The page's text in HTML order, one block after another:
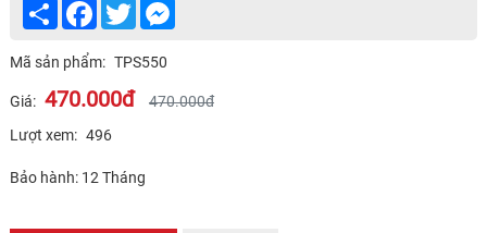
ShareFacebook
TwitterMessenger
Mã sản phẩm: TPS550
Giá: 470.000đ
470.000đ
Lượt xem: 496
Bảo hành: 12 Tháng